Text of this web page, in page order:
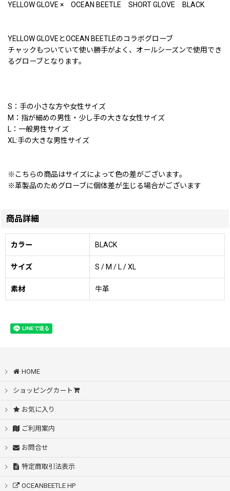
YELLOW GLOVE × OCEAN BEETLE SHORT GLOVE BLACK
YELLOW GLOVEとOCEAN BEETLEのコラボグローブ
チャックもついていて使い勝手がよく、オールシーズンで使用でき
るグローブとなります。
S：手の小さな方や女性サイズ
M：指が細めの男性・少し手の大きな女性サイズ
L：一般男性サイズ
XL:手の大きな男性サイズ
※こちらの商品はサイズによって色の差がございます。
※革製品のためグローブに個体差が生じる場合がございます
商品詳細
カラー BLACK
サイズ S / M / L / XL
素材 牛革
HOME
ショッピングカート
お気に入り
ご利用案内
お問合せ
特定商取引法表示
OCEANBEETLE HP